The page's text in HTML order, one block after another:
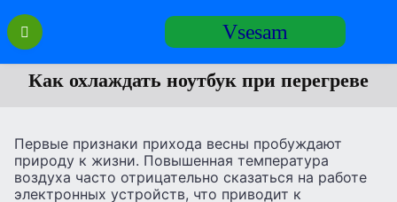
Перейти
содержанию
Vsesam
Как охлаждать ноутбук при перегреве
Первые признаки прихода весны пробуждают
природу к жизни. Повышенная температура
воздуха часто отрицательно сказаться на работе
электронных устройств, что приводит к